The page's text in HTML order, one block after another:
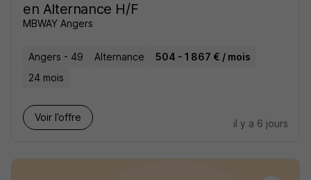
en Alternance H/F
MBWAY Angers
Angers - 49 Alternance
504 - 1 867 € / mois
24 mois
Voir l’offre
il y a 6 jours